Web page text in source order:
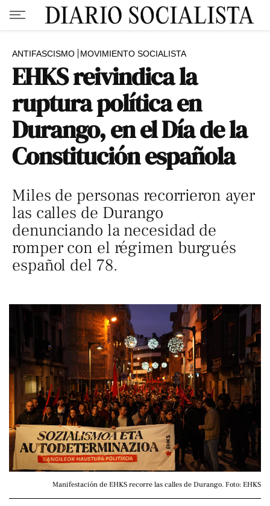
ANTIFASCISMO MOVIMIENTO SOCIALISTA
EHKS reivindica la
ruptura política en
Durango, en el Día de la
Constitución española
Miles de personas recorrieron ayer
las calles de Durango
denunciando la necesidad de
romper con el régimen burgués
español del 78.
Manifestación de EHKS recorre las calles de Durango. Foto: EHKS